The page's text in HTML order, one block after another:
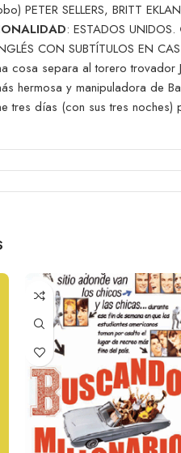
PETER SELLERS, BRITT
: ESTADOS UNIDOS.
CON SUBTÍTULOS EN
cosa separa al torero trovador
hermosa y manipuladora de
tres días (con sus tres noches)